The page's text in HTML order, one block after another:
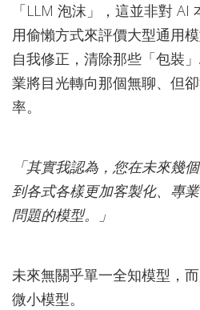
「LLM 泡沫」，這並非對
用偷懶方式來評價大型通用
自我修正，清除那些「包裝
業將目光轉向那個無聊、但
率。
「其實我認為，您在未來幾
到各式各樣更加客製化、專
問題的模型。」
未來無關乎單一全知模型，
微小模型。